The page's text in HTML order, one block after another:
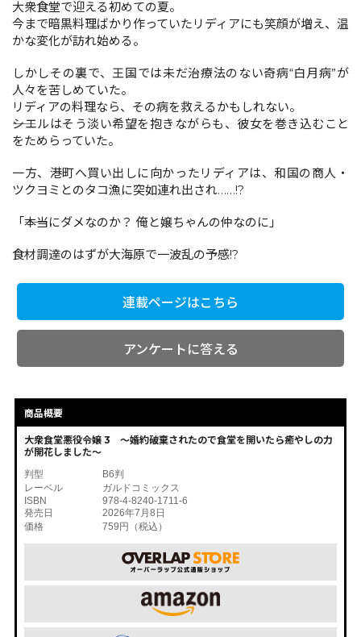
大衆食堂で迎える初めての夏。
今まで暗黒料理ばかり作っていたリディアにも笑顔が増え、温
かな変化が訪れ始める。
しかしその裏で、王国では未だ治療法のない奇病“白月病”が
人々を苦しめていた。
リディアの料理なら、その病を救えるかもしれない。
――シエルはそう淡い希望を抱きながらも、彼女を巻き込むこと
をためらっていた。
一方、港町へ買い出しに向かったリディアは、和国の商人・
ツクヨミとのタコ漁に突如連れ出され……!?
「――本当にダメなのか？ 俺と嬢ちゃんの仲なのに」
食材調達のはずが大海原で一波乱の予感!?
連載ページはこちら
アンケートに答える
商品概要
大衆食堂悪役令嬢 3 ～婚約破棄されたので食堂を開いたら癒やしの力
が開花しました～
判型
B6判
レーベル
ガルドコミックス
ISBN
978-4-8240-1711-6
発売日
2026年7月8日
価格
759円（税込）